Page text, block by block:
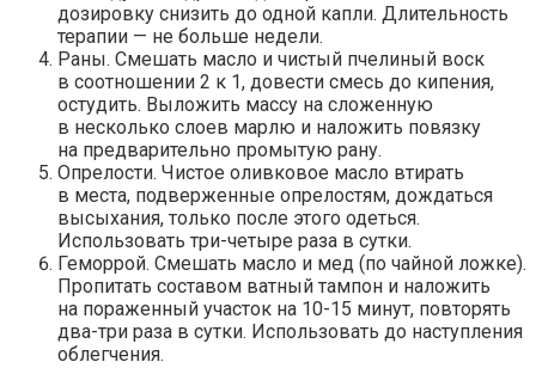
дозировку снизить до одной капли. Длительность
терапии — не больше недели.
Раны. Смешать масло и чистый пчелиный воск
в соотношении 2 к 1, довести смесь до кипения,
остудить. Выложить массу на сложенную
в несколько слоев марлю и наложить повязку
на предварительно промытую рану.
Опрелости. Чистое оливковое масло втирать
в места, подверженные опрелостям, дождаться
высыхания, только после этого одеться.
Использовать три-четыре раза в сутки.
Геморрой. Смешать масло и мед (по чайной ложке).
Пропитать составом ватный тампон и наложить
на пораженный участок на 10-15 минут, повторять
два-три раза в сутки. Использовать до наступления
облегчения.